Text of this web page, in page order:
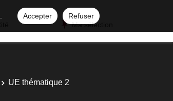
Accepter
Refuser
Ma sélection
UE thématique 2